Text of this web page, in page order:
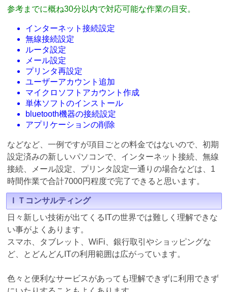
参考までに概ね30分以内で対応可能な作業の目安。
インターネット接続設定
無線接続設定
ルータ設定
メール設定
プリンタ再設定
ユーザーアカウント追加
マイクロソフトアカウント作成
単体ソフトのインストール
bluetooth機器の接続設定
アプリケーションの削除
などなど、一例ですが項目ごとの料金ではないので、初期
設定済みの新しいパソコンで、インターネット接続、無線
接続、メール設定、プリンタ設定一通りの場合などは、1
時間作業で合計7000円程度で完了できると思います。
ＩＴコンサルティング
日々新しい技術が出てくるITの世界では難しく理解できな
い事がよくあります。
スマホ、タブレット、WiFi、銀行取引やショッピングな
ど、とどんどんITの利用範囲は広がっています。
色々と便利なサービスがあっても理解できずに利用できず